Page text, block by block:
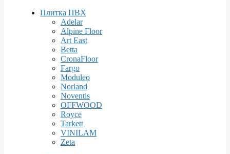
Плитка ПВХ
Adelar
Alpine Floor
Art East
Betta
CronaFloor
Fargo
Moduleo
Norland
Noventis
OFFWOOD
Royce
Tarkett
VINILAM
Zeta